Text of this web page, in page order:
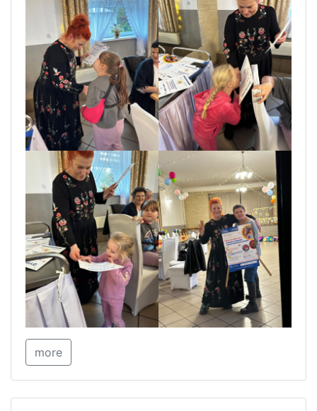
more